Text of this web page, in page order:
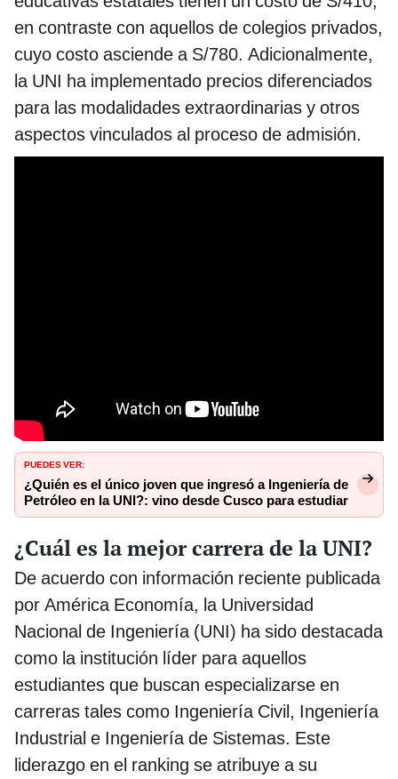
en contraste con aquellos de colegios privados,
cuyo costo asciende a S/780. Adicionalmente,
la UNI ha implementado precios diferenciados
para las modalidades extraordinarias y otros
aspectos vinculados al proceso de admisión.
PUEDES VER:
¿Quién es el único joven que ingresó a Ingeniería de
Petróleo en la UNI?: vino desde Cusco para estudiar
¿Cuál es la mejor carrera de la UNI?
De acuerdo con información reciente publicada
por América Economía, la Universidad
Nacional de Ingeniería (UNI) ha sido destacada
como la institución líder para aquellos
estudiantes que buscan especializarse en
carreras tales como Ingeniería Civil, Ingeniería
Industrial e Ingeniería de Sistemas. Este
liderazgo en el ranking se atribuye a su